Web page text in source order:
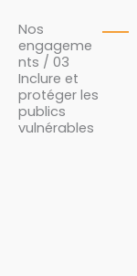
Nos
engageme
nts / 03
Inclure et
protéger les
publics
vulnérables